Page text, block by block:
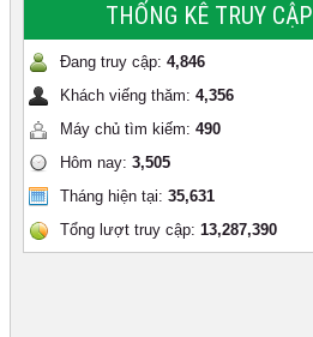
THỐNG KÊ TRUY CẬP
Đang truy cập: 4,846
Khách viếng thăm: 4,356
Máy chủ tìm kiếm: 490
Hôm nay: 3,505
Tháng hiện tại: 35,631
Tổng lượt truy cập: 13,287,390